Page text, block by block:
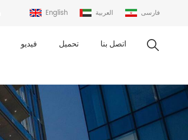
English العربية فارسی
فيديو تحميل اتصل بنا